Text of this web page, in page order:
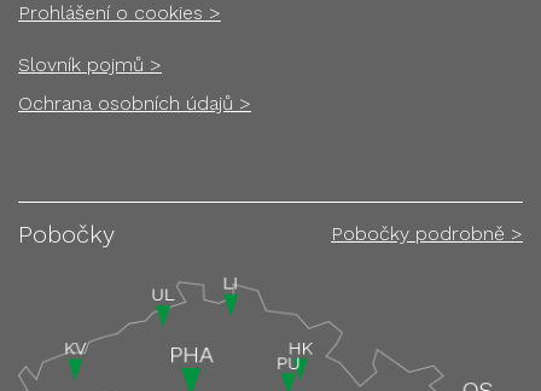
Prohlášení o cookies >
Slovník pojmů >
Ochrana osobních údajů >
Pobočky Pobočky podrobně >